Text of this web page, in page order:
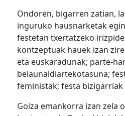
Ondoren, bigarren zatian,
inguruko hausnarketak
festetan txertatzeko
kontzeptuak hauek izan
eta euskaradunak; parte-
belaunaldiartekotasuna;
feministak; festa
Goiza emankorra izan zela